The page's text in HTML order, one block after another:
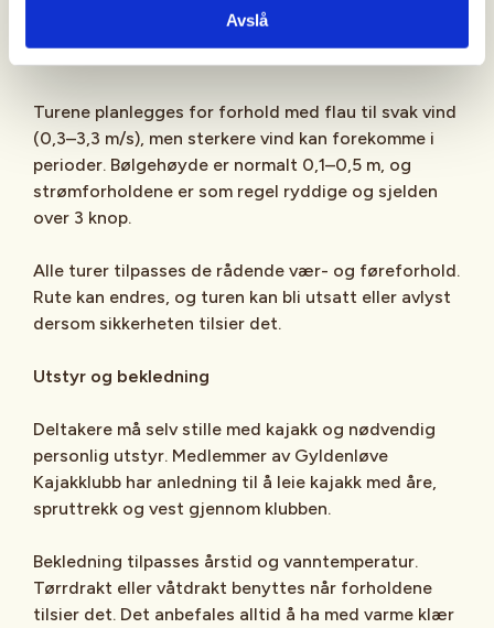
Avslå
Turene planlegges for forhold med flau til svak vind
(0,3–3,3 m/s), men sterkere vind kan forekomme i
perioder. Bølgehøyde er normalt 0,1–0,5 m, og
strømforholdene er som regel ryddige og sjelden
over 3 knop.
Alle turer tilpasses de rådende vær- og føreforhold.
Rute kan endres, og turen kan bli utsatt eller avlyst
dersom sikkerheten tilsier det.
Utstyr og bekledning
Deltakere må selv stille med kajakk og nødvendig
personlig utstyr. Medlemmer av Gyldenløve
Kajakklubb har anledning til å leie kajakk med åre,
spruttrekk og vest gjennom klubben.
Bekledning tilpasses årstid og vanntemperatur.
Tørrdrakt eller våtdrakt benyttes når forholdene
tilsier det. Det anbefales alltid å ha med varme klær